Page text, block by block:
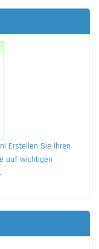
Erstellen Sie Ihren
auf wichtigen